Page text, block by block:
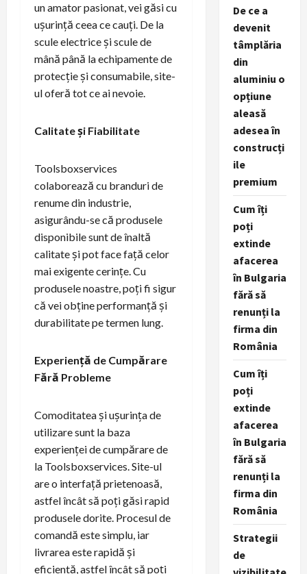
un amator pasionat, vei găsi cu
ușurință ceea ce cauți. De la
scule electrice și scule de
mână până la echipamente de
protecție și consumabile, site-
ul oferă tot ce ai nevoie.
Calitate și Fiabilitate
Toolsboxservices
colaborează cu branduri de
renume din industrie,
asigurându-se că produsele
disponibile sunt de înaltă
calitate și pot face față celor
mai exigente cerințe. Cu
produsele noastre, poți fi sigur
că vei obține performanță și
durabilitate pe termen lung.
Experiență de Cumpărare
Fără Probleme
Comoditatea și ușurința de
utilizare sunt la baza
experienței de cumpărare de
la Toolsboxservices. Site-ul
are o interfață prietenoasă,
astfel încât să poți găsi rapid
produsele dorite. Procesul de
comandă este simplu, iar
livrarea este rapidă și
eficientă, astfel încât să poți
De ce a
devenit
tâmplăria
din
aluminiu o
opțiune
aleasă
adesea în
construcți
ile
premium
Cum îți
poți
extinde
afacerea
în Bulgaria
fără să
renunți la
firma din
România
Cum îți
poți
extinde
afacerea
în Bulgaria
fără să
renunți la
firma din
România
Strategii
de